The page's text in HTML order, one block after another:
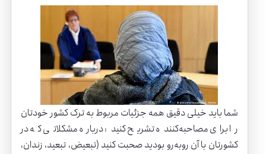
شما باید خیلی دقیق همه جزئیات مربوط به ترک کشور خودتان
را برای مصاحبه‌کننده تشریح کنید: درباره مشکلاتی که در
کشورتان با آن روبه‌رو بودید صحبت کنید (تبعیض، تبعید، زندان،